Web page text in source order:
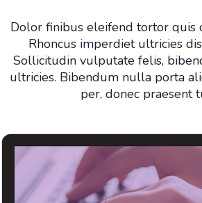
Dolor finibus eleifend tortor quis
Rhoncus imperdiet ultricies
Sollicitudin vulputate felis,
ultricies. Bibendum nulla porta
per, donec praesent